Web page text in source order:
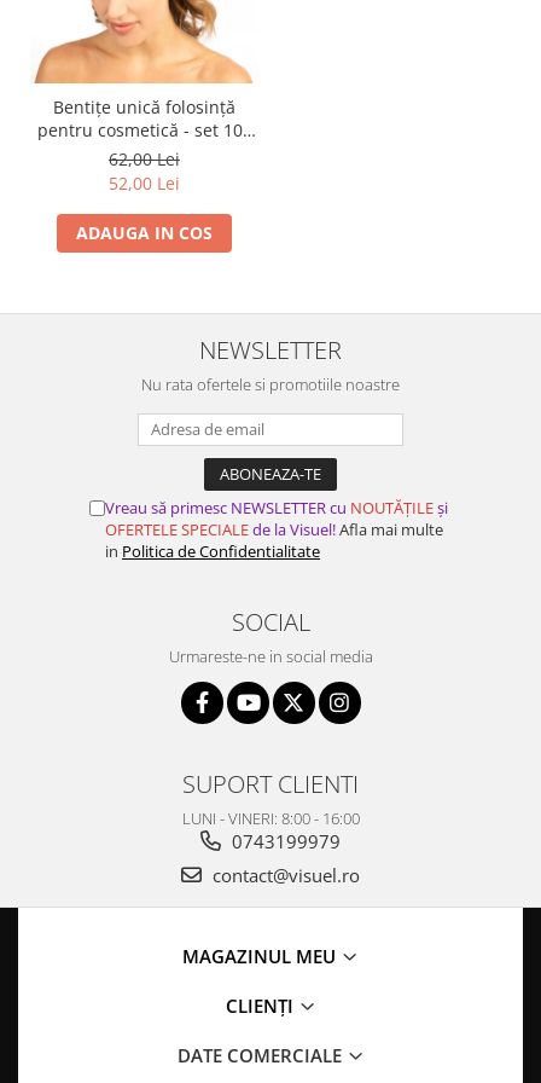
Bentițe unică folosință
pentru cosmetică - set 100
buc
62,00 Lei
52,00 Lei
ADAUGA IN COS
NEWSLETTER
Nu rata ofertele si promotiile noastre
Vreau să primesc NEWSLETTER cu NOUTĂȚILEși
OFERTELE SPECIALEde la Visuel!Afla mai multe
in Politica de Confidentialitate
SOCIAL
Urmareste-ne in social media
SUPORT CLIENTI
LUNI - VINERI: 8:00 - 16:00
0743199979
contact@visuel.ro
MAGAZINUL MEU
CLIENȚI
DATE COMERCIALE